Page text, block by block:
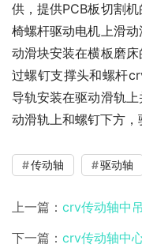
供，提供PCB板切割
椅螺杆驱动电机上滑
动滑块安装在横板磨
过螺钉支撑头和螺杆
导轨安装在驱动滑轨
动滑轨上和螺钉下方，
传动轴 驱动轴
上一篇： crv传动轴中
下一篇： crv传动轴中